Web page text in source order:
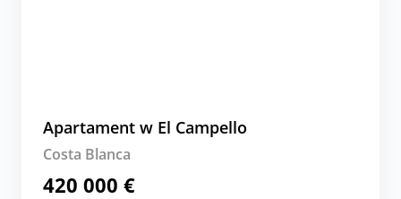
Apartament w El Campello
Costa Blanca
420 000 €